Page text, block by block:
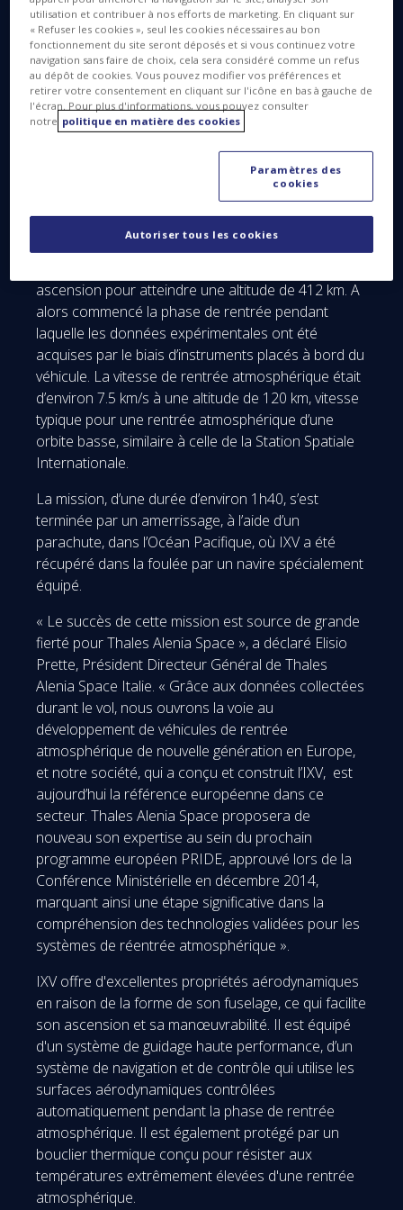
bord du lanceur européen Vega.
A la tête d’un consortium réunissant des
entreprises européennes, des centres de
recherche et des universités, Thales Alenia Space
est en charge de la conception, du développement
et de l’intégration du démonstrateur IXV. L’Italie joue
un rôle de premier plan dans le cadre de ce
programme, fortement soutenu par l’Agence
Spatiale Italienne (ASI).
ascension pour atteindre une altitude de 412 km. A
alors commencé la phase de rentrée pendant
laquelle les données expérimentales ont été
acquises par le biais d’instruments placés à bord du
véhicule. La vitesse de rentrée atmosphérique était
d’environ 7.5 km/s à une altitude de 120 km, vitesse
typique pour une rentrée atmosphérique d’une
orbite basse, similaire à celle de la Station Spatiale
Internationale.
La mission, d’une durée d’environ 1h40, s’est
terminée par un amerrissage, à l’aide d’un
parachute, dans l’Océan Pacifique, où IXV a été
récupéré dans la foulée par un navire spécialement
équipé.
« Le succès de cette mission est source de grande
fierté pour Thales Alenia Space », a déclaré Elisio
Prette, Président Directeur Général de Thales
Alenia Space Italie. « Grâce aux données collectées
durant le vol, nous ouvrons la voie au
développement de véhicules de rentrée
atmosphérique de nouvelle génération en Europe,
et notre société, qui a conçu et construit l’IXV, est
aujourd’hui la référence européenne dans ce
secteur. Thales Alenia Space proposera de
nouveau son expertise au sein du prochain
programme européen PRIDE, approuvé lors de la
Conférence Ministérielle en décembre 2014,
marquant ainsi une étape significative dans la
compréhension des technologies validées pour les
systèmes de réentrée atmosphérique ».
IXV offre d'excellentes propriétés aérodynamiques
en raison de la forme de son fuselage, ce qui facilite
son ascension et sa manœuvrabilité. Il est équipé
d'un système de guidage haute performance, d’un
système de navigation et de contrôle qui utilise les
surfaces aérodynamiques contrôlées
automatiquement pendant la phase de rentrée
atmosphérique. Il est également protégé par un
bouclier thermique conçu pour résister aux
températures extrêmement élevées d'une rentrée
atmosphérique.
utilisation et contribuer à nos efforts de marketing. En cliquant sur
« Refuser les cookies », seul les cookies nécessaires au bon
fonctionnement du site seront déposés et si vous continuez votre
navigation sans faire de choix, cela sera considéré comme un refus
au dépôt de cookies. Vous pouvez modifier vos préférences et
retirer votre consentement en cliquant sur l'icône en bas à gauche de
l'écran. Pour plus d'informations, vous pouvez consulter
notre politique en matière des cookies
Paramètres des
cookies
Autoriser tous les cookies